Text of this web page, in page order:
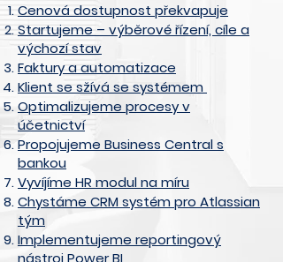
Cenová dostupnost překvapuje
Startujeme – výběrové řízení, cíle a
výchozístav
Faktury a automatizace
Klient se sžívá se systémem
Optimalizujeme procesy v
účetnictví
Propojujeme Business Central s
bankou
Vyvíjíme HR modul na míru
Chystáme CRM systém pro Atlassian
tým
Implementujeme reportingový
nástroj Power BI